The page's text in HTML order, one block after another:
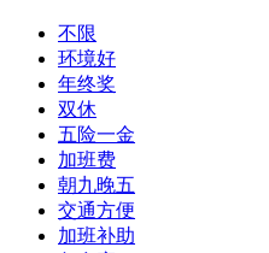
不限
环境好
年终奖
双休
五险一金
加班费
朝九晚五
交通方便
加班补助